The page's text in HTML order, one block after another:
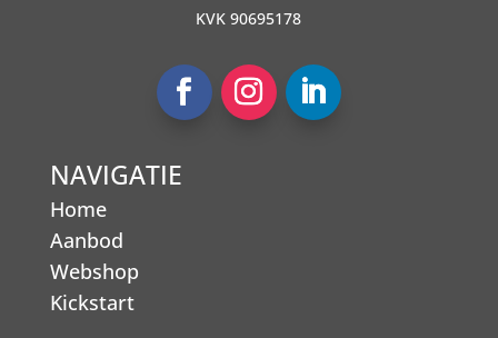
KVK 90695178
NAVIGATIE
Home
Aanbod
Webshop
Kickstart